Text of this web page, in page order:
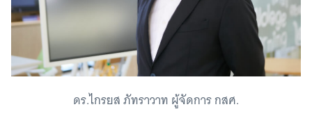
ดร.ไกรยส ภัทราวาท ผู้จัดการ กสศ.